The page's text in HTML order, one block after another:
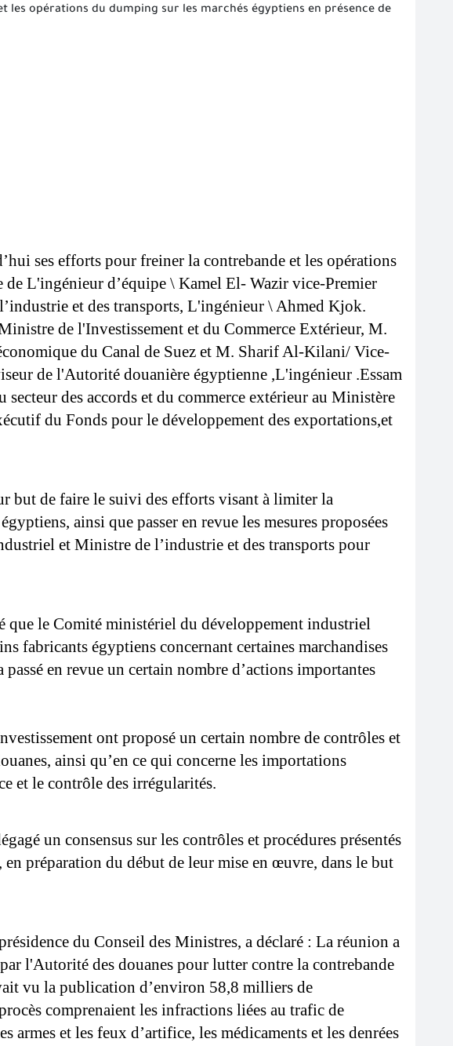
opérations du dumping sur les marchés égyptiens en présence de
ses efforts pour freiner la contrebande et les opérations
de L'ingénieur d’équipe \ Kamel El- Wazir vice-Premier
et des transports, L'ingénieur \ Ahmed Kjok.
de l'Investissement et du Commerce Extérieur, M.
du Canal de Suez et M. Sharif Al-Kilani/ Vice-
de l'Autorité douanière égyptienne ,L'ingénieur .Essam
des accords et du commerce extérieur au Ministère
du Fonds pour le développement des exportations,et
but de faire le suivi des efforts visant à limiter la
ainsi que passer en revue les mesures proposées
et Ministre de l’industrie et des transports pour
le Comité ministériel du développement industriel
fabricants égyptiens concernant certaines marchandises
en revue un certain nombre d’actions importantes
ont proposé un certain nombre de contrôles et
ainsi qu’en ce qui concerne les importations
et le contrôle des irrégularités.
un consensus sur les contrôles et procédures présentés
préparation du début de leur mise en œuvre, dans le but
du Conseil des Ministres, a déclaré : La réunion a
l'Autorité des douanes pour lutter contre la contrebande
vu la publication d’environ 58,8 milliers de
comprenaient les infractions liées au trafic de
armes et les feux d’artifice, les médicaments et les denrées